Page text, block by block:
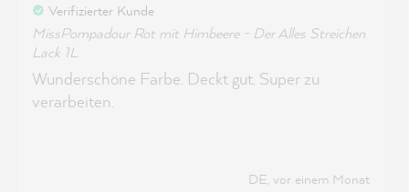
Verifizierter Kunde
MissPompadour Rot mit Himbeere - Der Alles Streichen
Lack 1L
Wunderschöne Farbe. Deckt gut. Super zu
verarbeiten.
DE, vor einem Monat